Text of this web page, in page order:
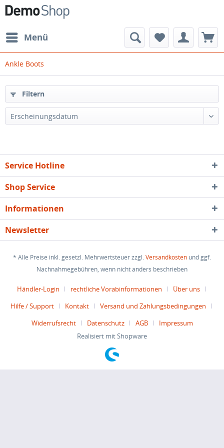
Menü
Ankle Boots
Filtern
Erscheinungsdatum
Service Hotline
Shop Service
Informationen
Newsletter
* Alle Preise inkl. gesetzl. Mehrwertsteuer zzgl.Versandkosten und ggf.
Nachnahmegebühren, wenn nicht anders beschrieben
Händler-Login rechtliche Vorabinformationen
Über uns
Hilfe / Support
Kontakt
Versand und Zahlungsbedingungen
Widerrufsrecht
Datenschutz AGB
Impressum
Realisiert mit Shopware